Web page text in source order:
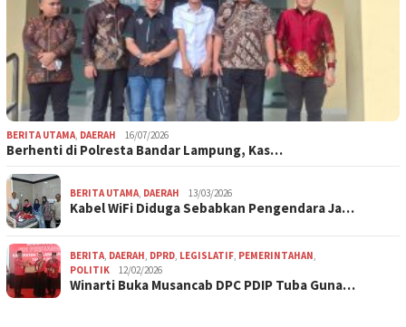
BERITA UTAMA DAERAH 16/07/2026
Berhenti di Polresta Bandar Lampung, Kas…
BERITA UTAMA DAERAH 13/03/2026
Kabel WiFi Diduga Sebabkan Pengendara Ja…
BERITA DAERAH DPRD LEGISLATIF PEMERINTAHAN
POLITIK
12/02/2026
Winarti Buka Musancab DPC PDIP Tuba Guna…